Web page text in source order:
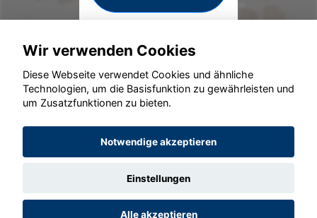
© konjunkturmotor.de GmbH 2020 - 2026
Wir verwenden Cookies
Diese Webseite verwendet Cookies und ähnliche
Technologien, um die Basisfunktion zu gewährleisten und
um Zusatzfunktionen zu bieten.
Notwendige akzeptieren
Einstellungen
Alle akzeptieren